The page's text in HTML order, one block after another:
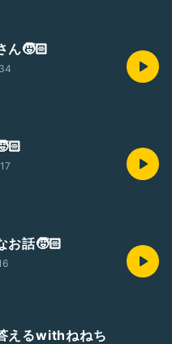
ん🧒🏻
お話🧒🏻
えるwithねねち